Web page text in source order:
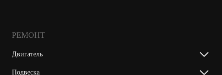
РЕМОНТ
Двигатель
Подвеска